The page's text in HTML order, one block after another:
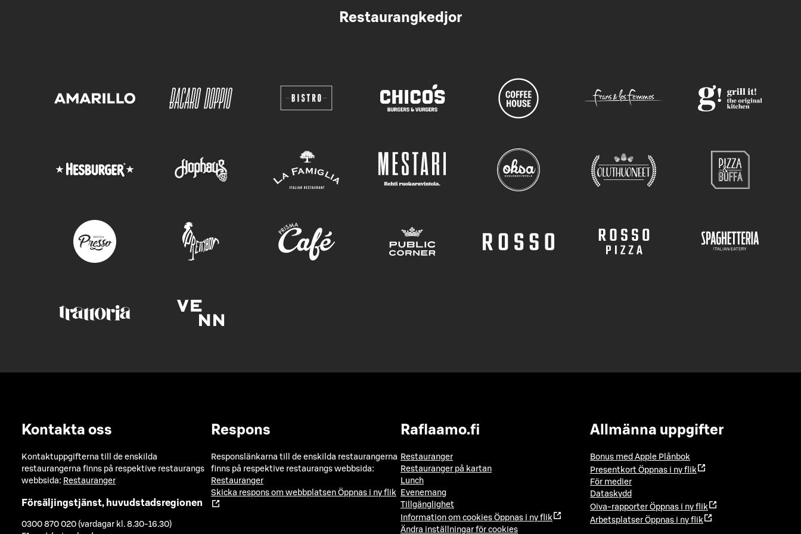
Restaurangkedjor
Kontakta oss
Kontaktuppgifterna till de enskilda
restaurangerna finns på respektive restaurangs
webbsida: Restauranger
Försäljingstjänst, huvudstadsregionen
0300 870 020 (vardagar kl. 8.30-16.30)
Respons
Responslänkarna till de enskilda restaurangerna
finns på respektive restaurangs webbsida:
Restauranger
Skicka respons om webbplatsen Öppnas i ny flik
Raflaamo.fi
Restauranger
Restauranger på kartan
Lunch
Evenemang
Tillgänglighet
Information om cookies Öppnas i ny flik
Ändra inställningar för cookies
Allmänna uppgifter
Bonus med Apple Plånbok
Presentkort Öppnas i ny flik
För medier
Dataskydd
Oiva-rapporter Öppnas i ny flik
Arbetsplatser Öppnas i ny flik